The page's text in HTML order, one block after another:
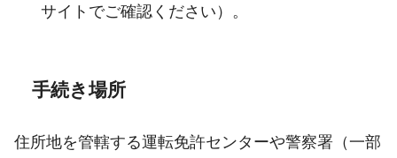
サイトでご確認ください）。
手続き場所
住所地を管轄する運転免許センターや警察署（一部